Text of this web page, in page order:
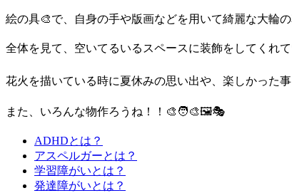
絵の具🎨で、自身の手や版画などを用いて綺麗な大輪
全体を見て、空いてるいるスペースに装飾をしてくれ
花火を描いている時に夏休みの思い出や、楽しかった
また、いろんな物作ろうね！！🎨🧑‍🎨🖼️🎭
ADHDとは？
アスペルガーとは？
学習障がいとは？
発達障がいとは？